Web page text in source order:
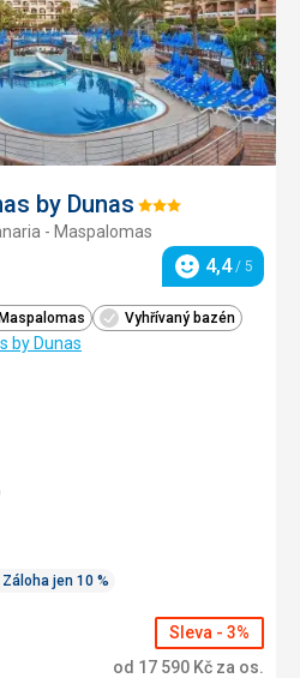
by Dunas Hodnocení:
3/5
- Maspalomas
Hodnocení
4,4/ 5
Vyhřívaný bazén
by Dunas
Záloha jen 10 %
Sleva - 3%
od 17 590 Kč za os.